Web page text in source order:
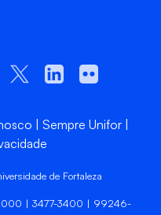
Sempre Unifor
de Fortaleza
3000 | 3477-3400 | 99246-